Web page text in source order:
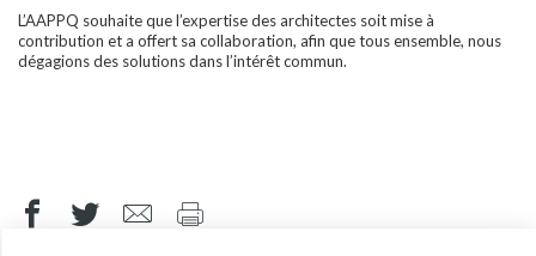
L’AAPPQ souhaite que l’expertise des architectes soit mise à
contribution et a offert sa collaboration, afin que tous ensemble, nous
dégagions des solutions dans l’intérêt commun.